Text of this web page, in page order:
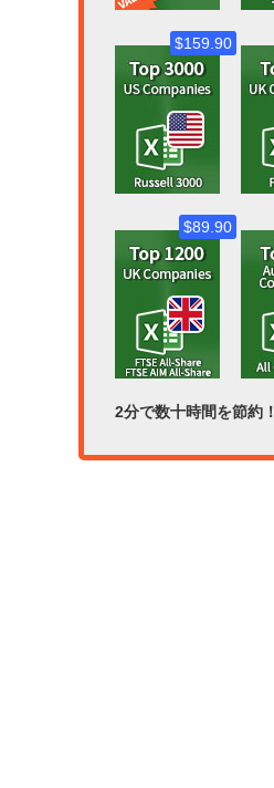
$159.90
$89.90
2分で数十時間を節約！